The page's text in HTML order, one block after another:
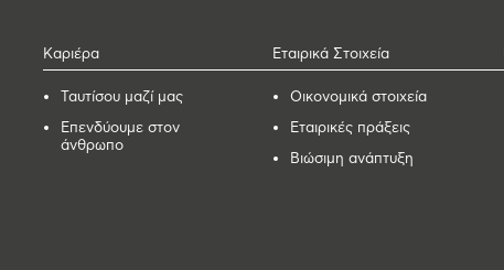
Καριέρα
Ταυτίσου μαζί μας
Επενδύουμε στον
άνθρωπο
Εταιρικά Στοιχεία
Οικονομικά στοιχεία
Εταιρικές πράξεις
Βιώσιμη ανάπτυξη